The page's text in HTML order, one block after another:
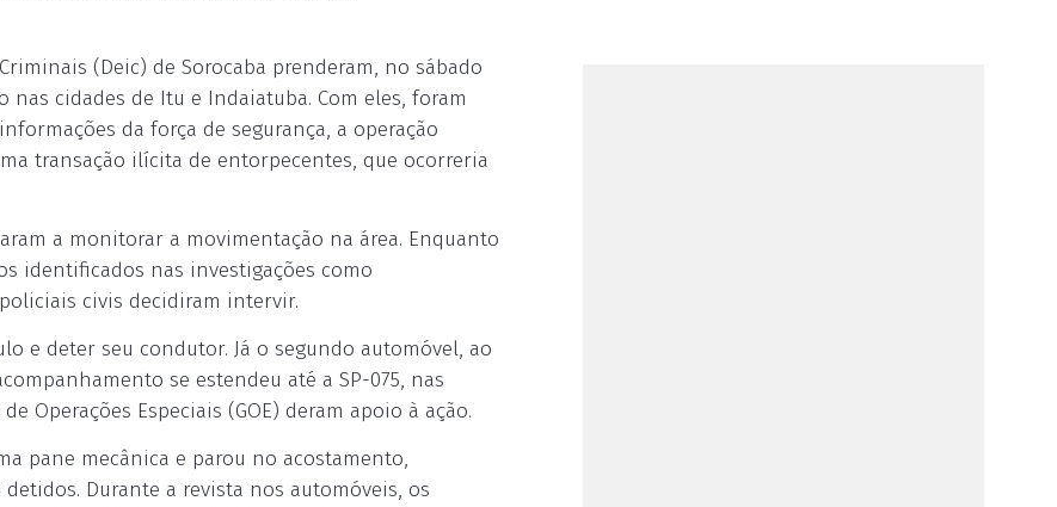
(Deic) de Sorocaba prenderam, no sábado
cidades de Itu e Indaiatuba. Com eles, foram
da força de segurança, a operação
transação ilícita de entorpecentes, que ocorreria
a monitorar a movimentação na área. Enquanto
identificados nas investigações como
civis decidiram intervir.
e deter seu condutor. Já o segundo automóvel, ao
se estendeu até a SP-075, nas
Operações Especiais (GOE) deram apoio à ação.
pane mecânica e parou no acostamento,
Durante a revista nos automóveis, os